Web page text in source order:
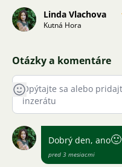
Linda Vlachova
Kutná Hora
Otázky a komentáre
Dobrý den, ano🙂
pred 3 mesiacmi